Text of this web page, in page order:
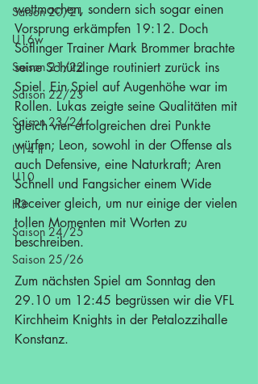
Saison 20/21
U16w
Saison 21/22
Saison 22/23
Saison 23/24
U14 II
U10
H3
Saison 24/25
Saison 25/26
wettmachen, sondern sich sogar einen
Vorsprung erkämpfen 19:12. Doch
Söflinger Trainer Mark Brommer brachte
seine Schützlinge routiniert zurück ins
Spiel. Ein Spiel auf Augenhöhe war im
Rollen. Lukas zeigte seine Qualitäten mit
gleich vier erfolgreichen drei Punkte
würfen; Leon, sowohl in der Offense als
auch Defensive, eine Naturkraft; Aren
Schnell und Fangsicher einem Wide
Receiver gleich, um nur einige der vielen
tollen Momenten mit Worten zu
beschreiben.
Zum nächsten Spiel am Sonntag den
29.10 um 12:45 begrüssen wir die VFL
Kirchheim Knights in der Petalozzihalle
Konstanz.